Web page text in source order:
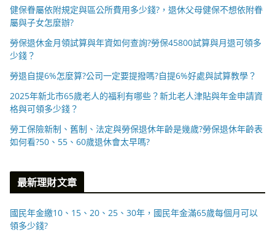
健保眷屬依附規定與區公所費用多少錢?，退休父母健保不想依附眷
屬與子女怎麼辦?
勞保退休金月領試算與年資如何查詢?勞保45800試算與月退可領多
少錢？
勞退自提6%怎麼算?公司一定要提撥嗎?自提6%好處與試算教學？
2025年新北市65歲老人的福利有哪些？新北老人津貼與年金申請資
格與可領多少錢？
勞工保險新制、舊制、法定與勞保退休年齡是幾歲?勞保退休年齡表
如何看?50、55、60歲退休會太早嗎?
最新理財文章
國民年金繳10、15、20、25、30年，國民年金滿65歲每個月可以
領多少錢?